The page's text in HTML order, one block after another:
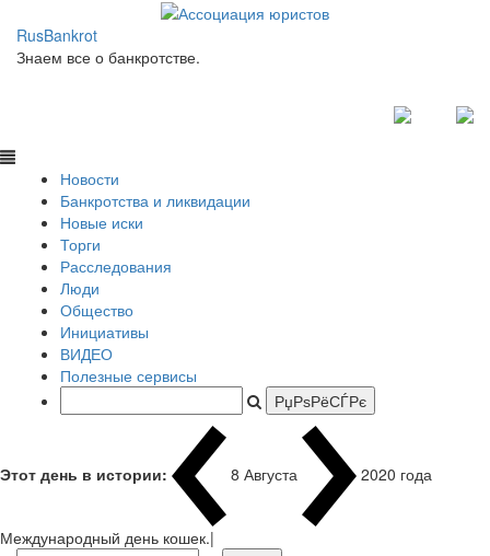
RusBankrot
Знаем все о банкротстве.
Новости
Банкротства и ликвидации
Новые иски
Торги
Расследования
Люди
Общество
Инициативы
ВИДЕО
Полезные сервисы
Этот день в истории: 8 Августа 202|